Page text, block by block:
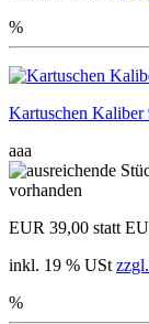
%
Kartuschen Kaliber
aaa
vorhanden
EUR 39,00 statt
inkl. 19 % USt
%